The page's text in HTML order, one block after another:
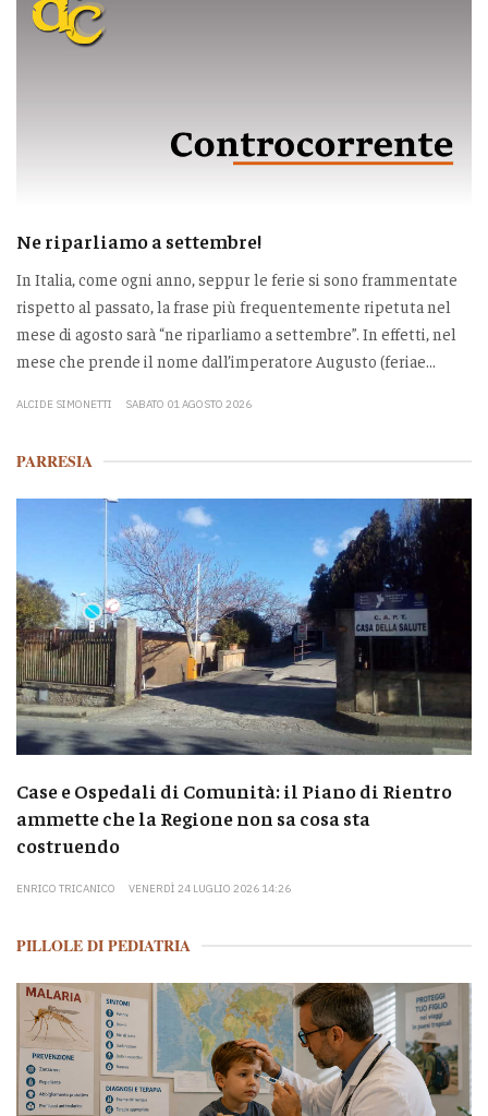
Ne riparliamo a settembre!
In Italia, come ogni anno, seppur le ferie si sono frammentate
rispetto al passato, la frase più frequentemente ripetuta nel
mese di agosto sarà “ne riparliamo a settembre”. In effetti, nel
mese che prende il nome dall’imperatore Augusto (feriae...
ALCIDE SIMONETTI SABATO 01 AGOSTO 2026
PARRESIA
Case e Ospedali di Comunità: il Piano di Rientro
ammette che la Regione non sa cosa sta
costruendo
ENRICO TRICANICO VENERDÌ 24 LUGLIO 2026 14:26
PILLOLE DI PEDIATRIA